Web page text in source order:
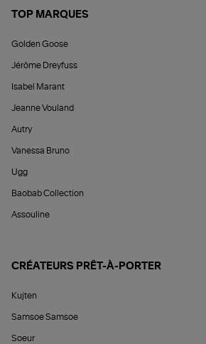
TOP MARQUES
Golden Goose
Jérôme Dreyfuss
Isabel Marant
Jeanne Vouland
Autry
Vanessa Bruno
Ugg
Baobab Collection
Assouline
CRÉATEURS PRÊT-À-PORTER
Kujten
Samsoe Samsoe
Soeur